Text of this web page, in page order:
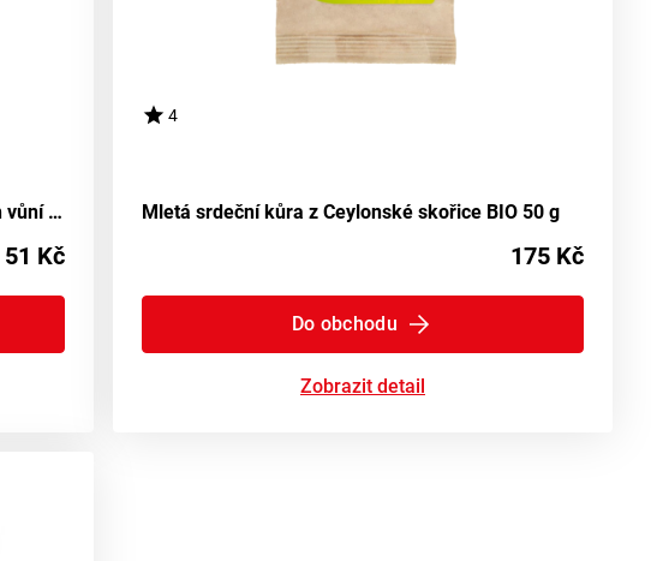
Sůl růžového Himaláje jemná bez přidaných vůní 500 g
51 Kč
4
Mletá srdeční kůra z Ceylonské skořice BIO 50 g
175 Kč
Do obchodu
Zobrazit detail